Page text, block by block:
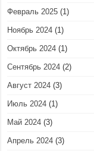
Февраль 2025 (1)
Ноябрь 2024 (1)
Октябрь 2024 (1)
Сентябрь 2024 (2)
Август 2024 (3)
Июль 2024 (1)
Май 2024 (3)
Апрель 2024 (3)